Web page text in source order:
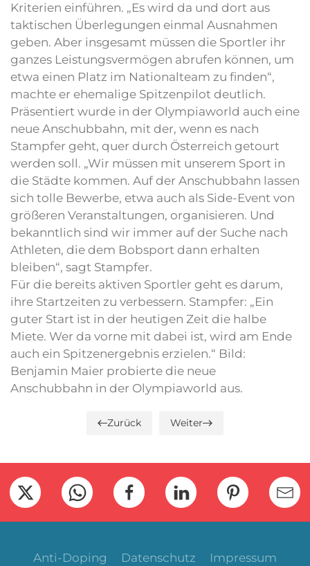
Kriterien einführen. „Es wird da und dort aus
taktischen Überlegungen einmal Ausnahmen
geben. Aber insgesamt müssen die Sportler ihr
ganzes Leistungsvermögen abrufen können, um
etwa einen Platz im Nationalteam zu finden“,
machte er ehemalige Spitzenpilot deutlich.
Präsentiert wurde in der Olympiaworld auch eine
neue Anschubbahn, mit der, wenn es nach
Stampfer geht, quer durch Österreich getourt
werden soll. „Wir müssen mit unserem Sport in
die Städte kommen. Auf der Anschubbahn lassen
sich tolle Bewerbe, etwa auch als Side-Event von
größeren Veranstaltungen, organisieren. Und
bekanntlich sind wir immer auf der Suche nach
Athleten, die dem Bobsport dann erhalten
bleiben“, sagt Stampfer.
Für die bereits aktiven Sportler geht es darum,
ihre Startzeiten zu verbessern. Stampfer: „Ein
guter Start ist in der heutigen Zeit die halbe
Miete. Wer da vorne mit dabei ist, wird am Ende
auch ein Spitzenergebnis erzielen.“ Bild:
Benjamin Maier probierte die neue
Anschubbahn in der Olympiaworld aus.
Zurück Weiter
Anti-Doping Datenschutz Impressum